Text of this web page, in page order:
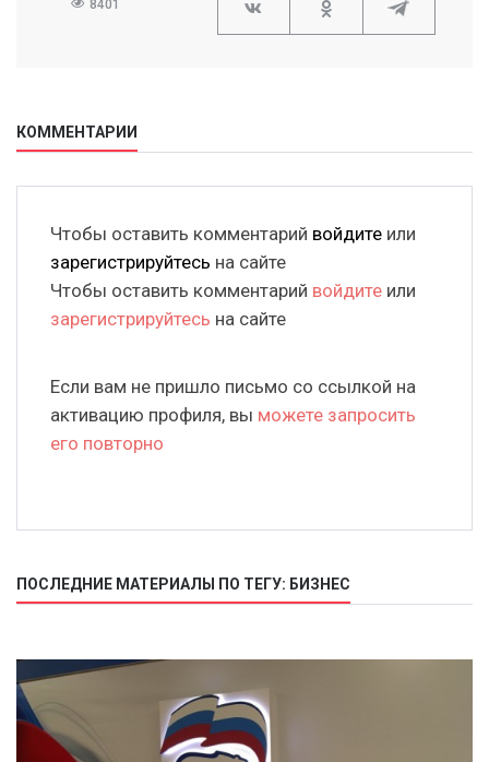
8401
КОММЕНТАРИИ
Чтобы оставить комментарий войдите или
зарегистрируйтесь на сайте
Чтобы оставить комментарий войдите или
зарегистрируйтесь на сайте
Если вам не пришло письмо со ссылкой на
активацию профиля, вы можете запросить
его повторно
ПОСЛЕДНИЕ МАТЕРИАЛЫ ПО ТЕГУ: БИЗНЕС